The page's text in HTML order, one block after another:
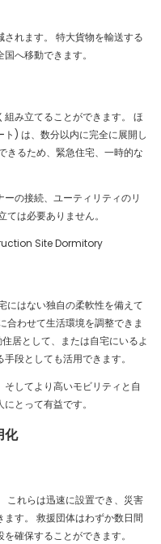
れます。 特大貨物を輸送する
へ移動できます。
み立てることができます。 ほ
) は、数分以内に完全に展開し
きるため、緊急住宅、一時的な
の接続、ユーティリティのリ
は必要ありません。
にはない独自の柔軟性を備えて
合わせて生活環境を調整できま
居として、または自宅にいるよ
段としても活用できます。
してより高いモビリティと自
とって有益です。
化
これらは迅速に設置でき、災害
す。 救援団体はわずか数日間
確保することができます。